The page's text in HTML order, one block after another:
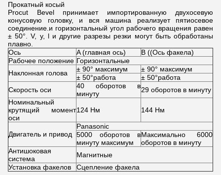
Прокатный косый
Procut Bevel принимает импортированную двухосевую
конусовую головку, и вся машина реализует пятиосевое
соединение.и горизонтальный угол рабочего вращения равен
± 50°. V, y, l и другие разрезы резки могут быть обработаны
плавно.
Ось
A (главная ось)
B ((Ось факела)
Рабочее положение Горизонтальные
Наклонная голова
± 90° максимум
± 90° максимум
± 50°работа
± 50°работа
Скорость оси
40 оборотов в
минуту
29 оборотов в минуту
Номинальный
крутящий момент
оси
124 Нм 144 Нм
Двигатель и привод
Panasonic
5000 оборотов в
минуту максимум
Максимально 6000
оборотов в минуту
Антишоковая
система
Магнитные
Установка факелов
Сцепление факела